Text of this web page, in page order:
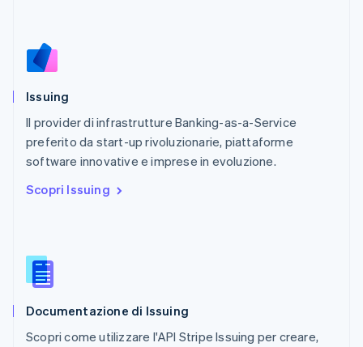
Issuing
Il provider di infrastrutture Banking-as-a-Service
preferito da start-up rivoluzionarie, piattaforme
software innovative e imprese in evoluzione.
Scopri Issuing
Documentazione di Issuing
Scopri come utilizzare l'API Stripe Issuing per creare,
Nederlands
Portogallo
RAS di Hong Kong, Cina
English简体中文
Regno Unito
Repubblica Ceca
Singapore
English
English
Slovenia